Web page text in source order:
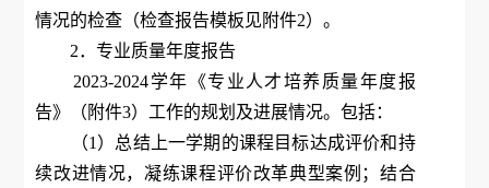
情况的检查（检查报告模板见附件2）。
2．专业质量年度报告
2023-2024学年《专业人才培养质量年度报
告》（附件3）工作的规划及进展情况。包括：
（1）总结上一学期的课程目标达成评价和持
续改进情况，凝练课程评价改革典型案例；结合